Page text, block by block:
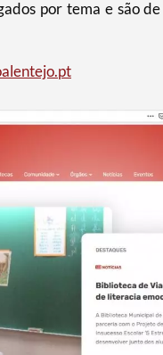
por tema e são